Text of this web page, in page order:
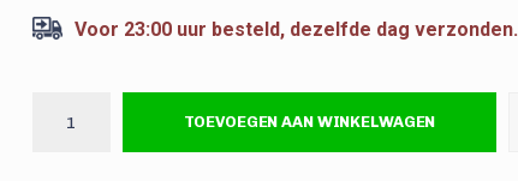
Voor 23:00 uur besteld, dezelfde dag verzonden.
TOEVOEGEN AAN WINKELWAGEN